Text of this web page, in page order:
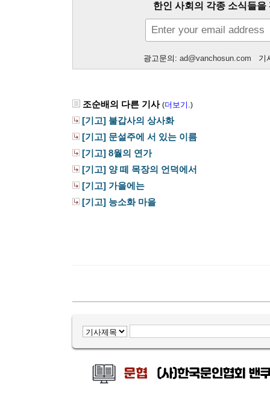
한인 사회의 각종 소식들
광고문의: ad@vanchosun.com 기
조순배의 다른 기사 (더보기.)
[기고] 불갑사의 상사화
[기고] 문설주에 서 있는 이름
[기고] 8월의 연가
[기고] 양 떼 목장의 언덕에서
[기고] 가을에는
[기고] 능소화 마을